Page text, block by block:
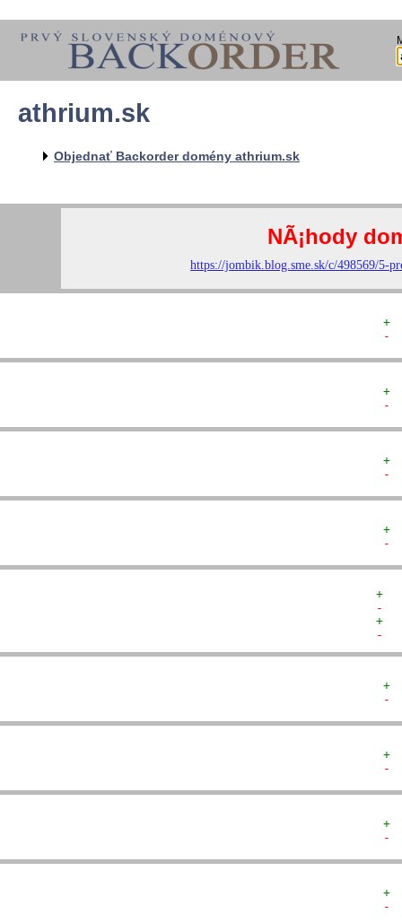
athrium.sk
Objednať Backorder domény athrium.sk
+
-
+
-
+
-
+
-
+
-
+
-
+
-
+
-
+
-
+
-